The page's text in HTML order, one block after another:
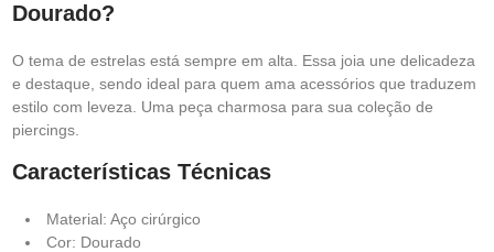
Dourado?
O tema de estrelas está sempre em alta. Essa joia une delicadeza
e destaque, sendo ideal para quem ama acessórios que traduzem
estilo com leveza. Uma peça charmosa para sua coleção de
piercings.
Características Técnicas
Material: Aço cirúrgico
Cor: Dourado